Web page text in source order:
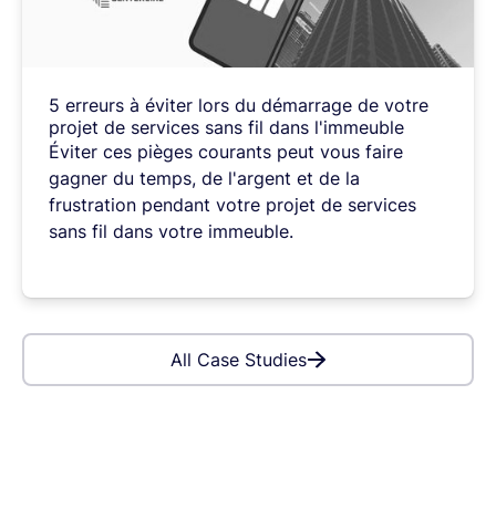
5 erreurs à éviter lors du démarrage de votre
projet de services sans fil dans l'immeuble
Éviter ces pièges courants peut vous faire
gagner du temps, de l'argent et de la
frustration pendant votre projet de services
sans fil dans votre immeuble.
All Case Studies